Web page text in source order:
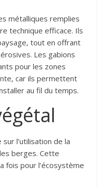
métalliques remplies
technique efficace. Ils
tout en offrant
Les gabions
pour les zones
car ils permettent
au fil du temps.
l’utilisation de la
berges. Cette
fois pour l’écosystème